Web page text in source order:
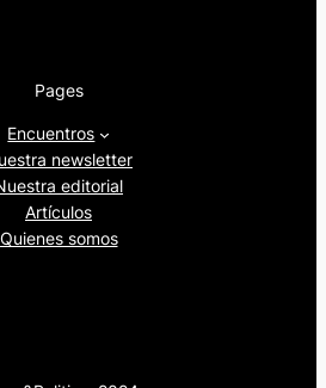
Pages
Encuentros
newsletter
editorial
Artículos
Quienes somos